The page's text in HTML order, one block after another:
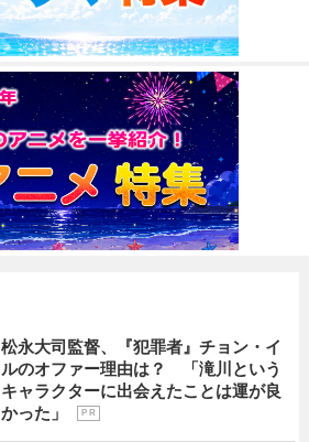
松永大司監督、『犯罪者』チョン・イ
ルのオファー理由は？ 「滝川という
キャラクターに出会えたことは運が良
かった」
P R